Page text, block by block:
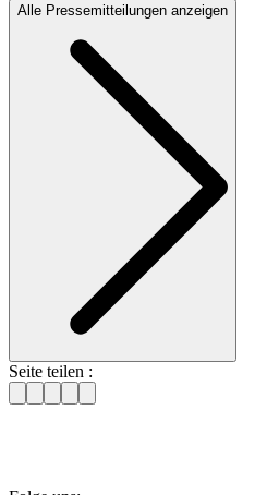
Alle Pressemitteilungen anzeigen
Seite teilen :